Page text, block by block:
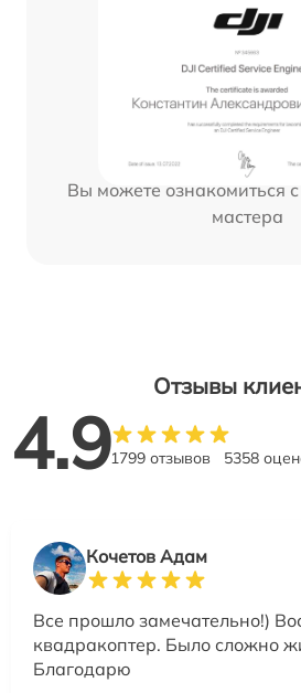
Вы можете ознакомиться
мастера
Отзывы
4.91799 отзывов 5358
Кочетов Адам
Все прошло замечательно!)
квадракоптер. Было сложно
Благодарю